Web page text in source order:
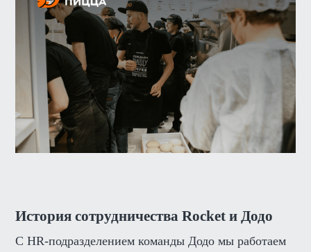
История сотрудничества Rocket и Додо
C HR-подразделением команды Додо мы работаем